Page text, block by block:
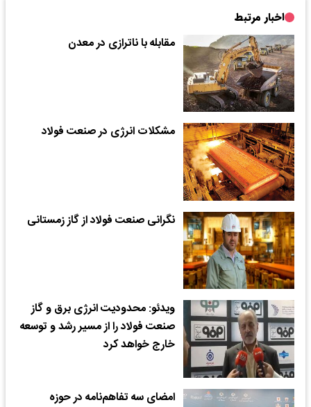
اخبار مرتبط
مقابله با ناترازی در معدن
مشکلات انرژی در صنعت فولاد
نگرانی صنعت فولاد از گاز زمستانی
ویدئو: محدودیت انرژی برق و گاز
صنعت فولاد را از مسیر رشد و توسعه
خارج خواهد کرد
امضای سه تفاهم‌نامه در حوزه